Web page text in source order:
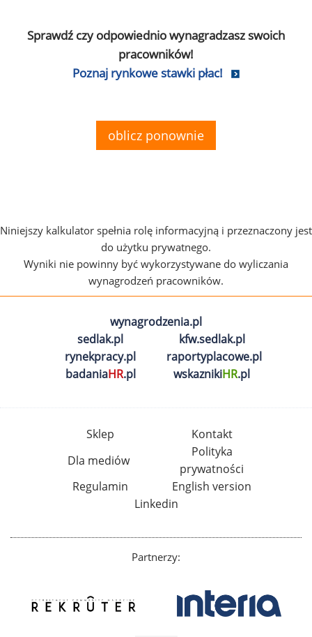
Sprawdź czy odpowiednio wynagradzasz swoich
pracowników!
Poznaj rynkowe stawki płac!
oblicz ponownie
Niniejszy kalkulator spełnia rolę informacyjną i przeznaczony jest
do użytku prywatnego.
Wyniki nie powinny być wykorzystywane do wyliczania
wynagrodzeń pracowników.
wynagrodzenia.pl
sedlak.pl
kfw.sedlak.pl
rynekpracy.pl
raportyplacowe.pl
badaniaHR.pl wskaznikiHR.pl
Sklep
Kontakt
Dla mediów
Polityka
prywatności
Regulamin
English version
Linkedin
Partnerzy: